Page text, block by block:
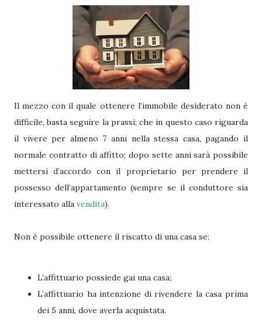
Il mezzo con il quale ottenere l’immobile desiderato non è
difficile, basta seguire la prassi; che in questo caso riguarda
il vivere per almeno 7 anni nella stessa casa, pagando il
normale contratto di affitto; dopo sette anni sarà possibile
mettersi d’accordo con il proprietario per prendere il
possesso dell’appartamento (sempre se il conduttore sia
interessato alla vendita).
Non è possibile ottenere il riscatto di una casa se:
L’affittuario possiede gai una casa;
L’affittuario ha intenzione di rivendere la casa prima
dei 5 anni, dove averla acquistata.